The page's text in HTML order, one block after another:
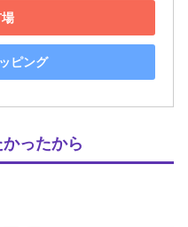
ピング
ったから